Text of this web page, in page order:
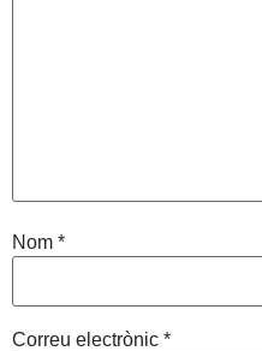
Nom *
Correu electrònic *